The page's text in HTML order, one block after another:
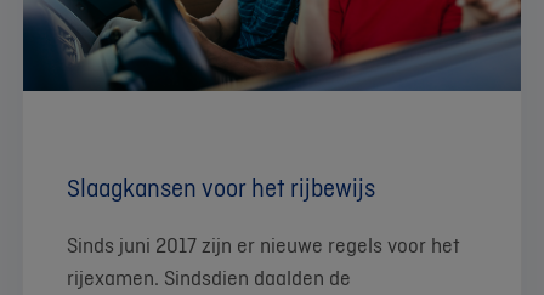
Slaagkansen voor het rijbewijs
Sinds juni 2017 zijn er nieuwe regels voor het
rijexamen. Sindsdien daalden de